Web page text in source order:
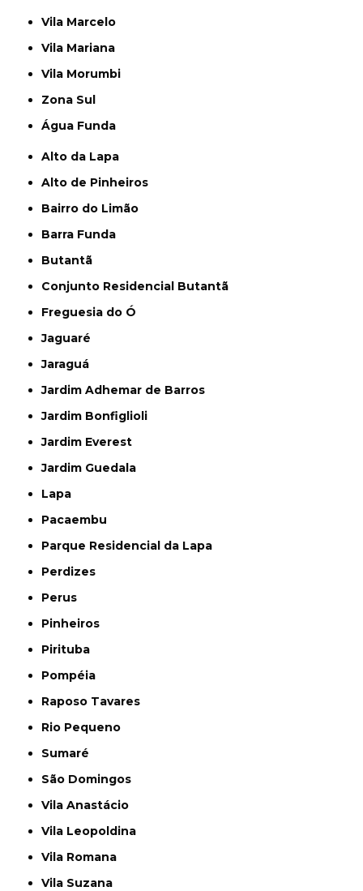
Vila Marcelo
Vila Mariana
Vila Morumbi
Zona Sul
Água Funda
Alto da Lapa
Alto de Pinheiros
Bairro do Limão
Barra Funda
Butantã
Conjunto Residencial Butantã
Freguesia do Ó
Jaguaré
Jaraguá
Jardim Adhemar de Barros
Jardim Bonfiglioli
Jardim Everest
Jardim Guedala
Lapa
Pacaembu
Parque Residencial da Lapa
Perdizes
Perus
Pinheiros
Pirituba
Pompéia
Raposo Tavares
Rio Pequeno
Sumaré
São Domingos
Vila Anastácio
Vila Leopoldina
Vila Romana
Vila Suzana